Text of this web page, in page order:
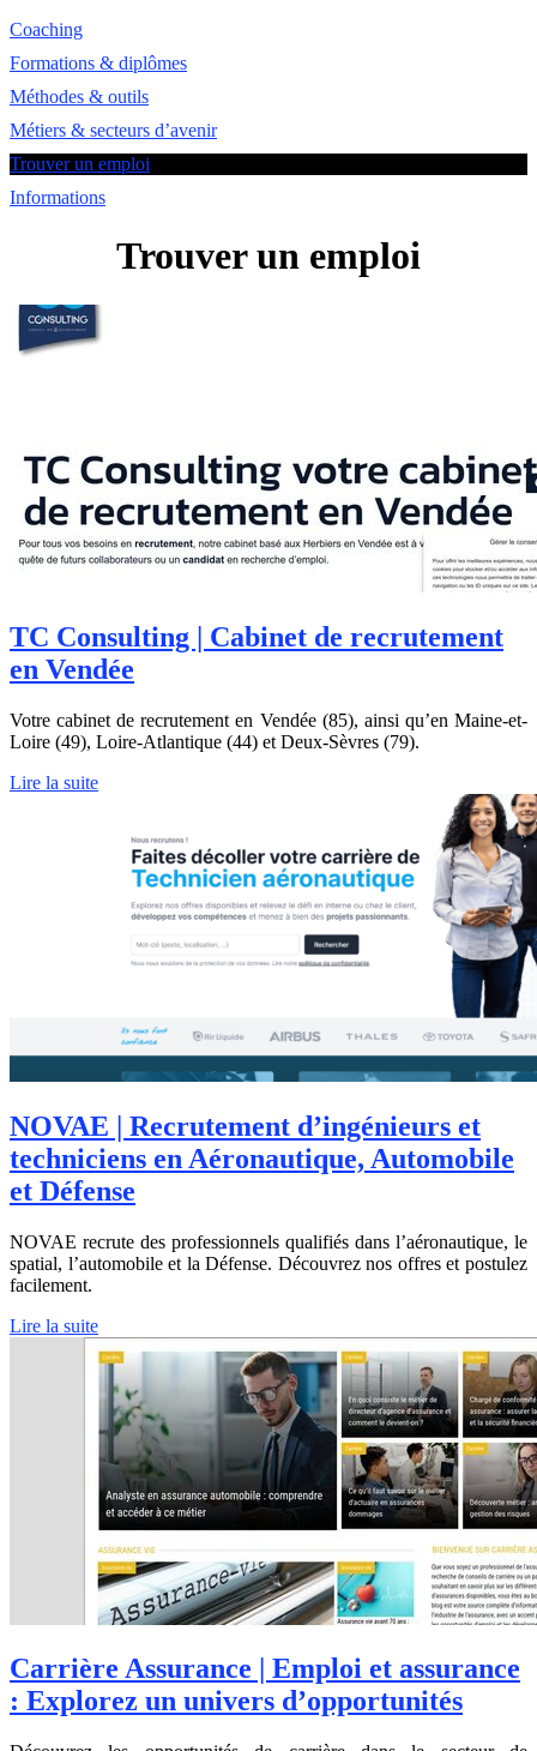
Coaching
Formations & diplômes
Méthodes & outils
Métiers & secteurs d’avenir
Trouver un emploi
Informations
Trouver un emploi
TC Consulting | Cabinet de recrutement
en Vendée
Votre cabinet de recrutement en Vendée (85), ainsi qu’en Maine-et-
Loire (49), Loire-Atlantique (44) et Deux-Sèvres (79).
Lire la suite
NOVAE | Recrutement d’ingénieurs et
techniciens en Aéronautique, Automobile
et Défense
NOVAE recrute des professionnels qualifiés dans l’aéronautique, le
spatial, l’automobile et la Défense. Découvrez nos offres et postulez
facilement.
Lire la suite
Carrière Assurance | Emploi et assurance
: Explorez un univers d’opportunités